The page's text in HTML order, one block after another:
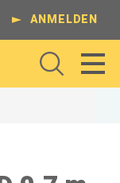
ANMELDEN